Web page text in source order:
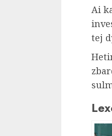
Ai
tej